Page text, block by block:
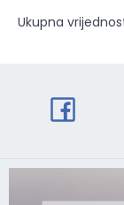
Ukupna